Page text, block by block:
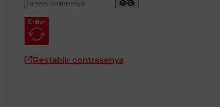
Entrar
Restablir contrasenya